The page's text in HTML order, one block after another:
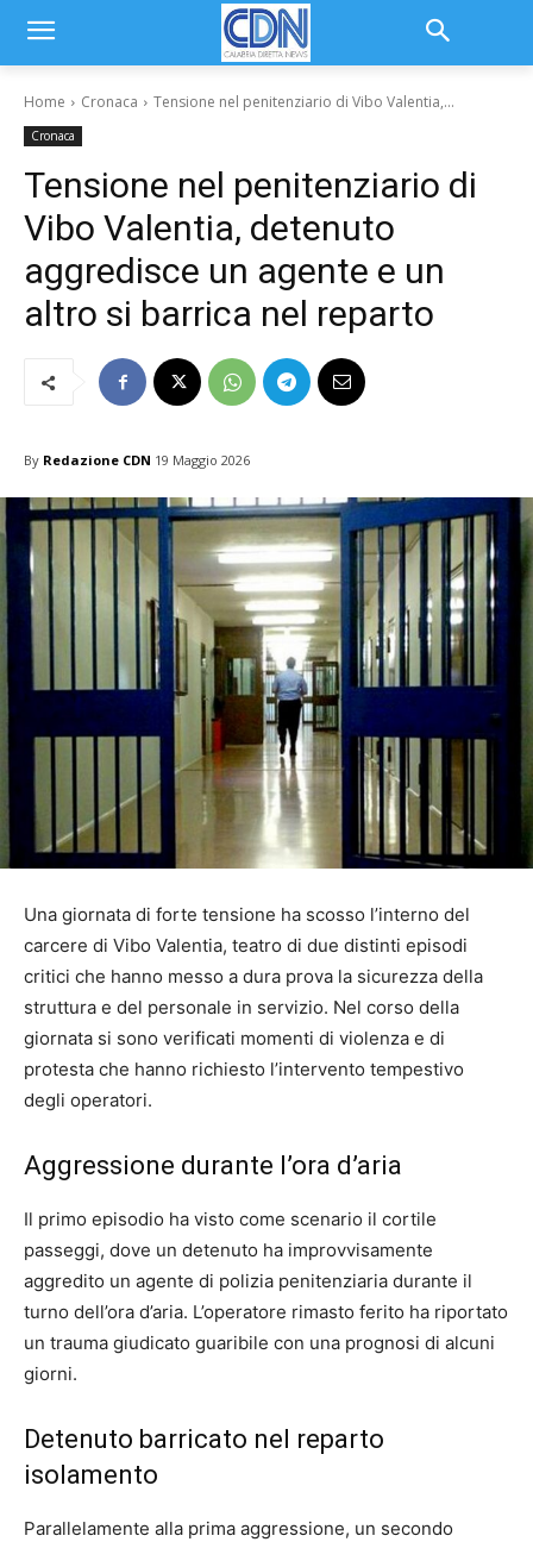
Home Cronaca Tensione nel penitenziario di Vibo Valentia,...
Cronaca
Tensione nel penitenziario di
Vibo Valentia, detenuto
aggredisce un agente e un
altro si barrica nel reparto
By Redazione CDN 19 Maggio 2026
Una giornata di forte tensione ha scosso l’interno del
carcere di Vibo Valentia, teatro di due distinti episodi
critici che hanno messo a dura prova la sicurezza della
struttura e del personale in servizio. Nel corso della
giornata si sono verificati momenti di violenza e di
protesta che hanno richiesto l’intervento tempestivo
degli operatori.
Aggressione durante l’ora d’aria
Il primo episodio ha visto come scenario il cortile
passeggi, dove un detenuto ha improvvisamente
aggredito un agente di polizia penitenziaria durante il
turno dell’ora d’aria. L’operatore rimasto ferito ha riportato
un trauma giudicato guaribile con una prognosi di alcuni
giorni.
Detenuto barricato nel reparto
isolamento
Parallelamente alla prima aggressione, un secondo